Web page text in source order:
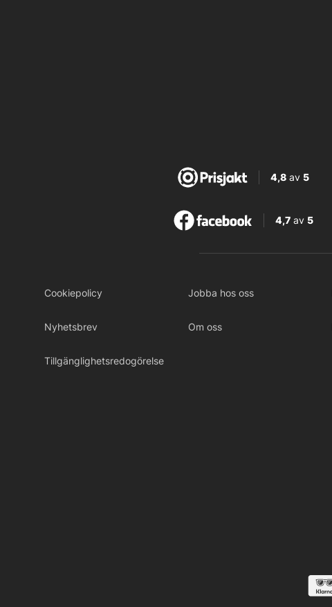
4,8 av5
4,7av 5
Cookiepolicy Jobba hos oss
Nyhetsbrev Om oss
Tillgänglighetsredogörelse